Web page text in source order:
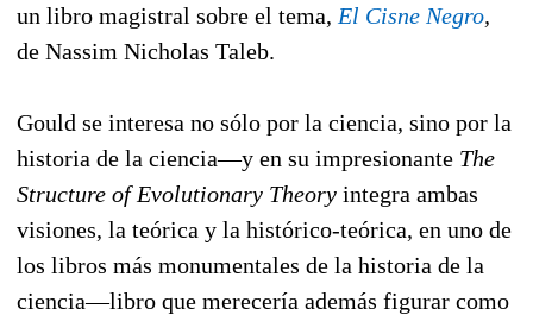
un libro magistral sobre el tema, El Cisne Negro,
de Nassim Nicholas Taleb.
Gould se interesa no sólo por la ciencia, sino por la
historia de la ciencia—y en su impresionante The
Structure of Evolutionary Theory integra ambas
visiones, la teórica y la histórico-teórica, en uno de
los libros más monumentales de la historia de la
ciencia—libro que merecería además figurar como